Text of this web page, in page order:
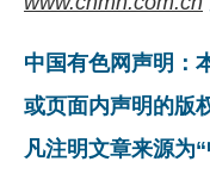
中国有色网声明：
或页面内声明的版
凡注明文章来源为